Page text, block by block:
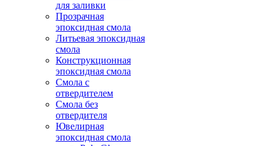
для заливки
Прозрачная
эпоксидная смола
Литьевая эпоксидная
смола
Конструкционная
эпоксидная смола
Смола с
отвердителем
Смола без
отвердителя
Ювелирная
эпоксидная смола